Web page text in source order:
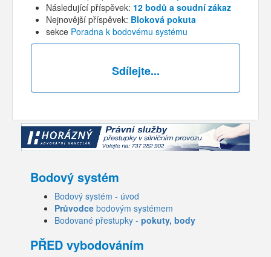
Následující příspěvek: 12 bodů a soudní zákaz
Nejnovější příspěvek: Bloková pokuta
sekce Poradna k bodovému systému
Sdílejte...
Bodový systém
Bodový systém - úvod
Průvodce bodovým systémem
Bodované přestupky - pokuty, body
PŘED vybodováním